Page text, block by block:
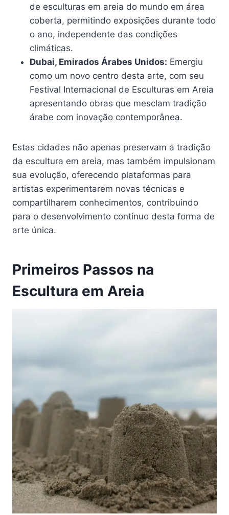
de esculturas em areia do mundo em área
coberta, permitindo exposições durante todo
o ano, independente das condições
climáticas.
Dubai, Emirados Árabes Unidos: Emergiu
como um novo centro desta arte, com seu
Festival Internacional de Esculturas em Areia
apresentando obras que mesclam tradição
árabe com inovação contemporânea.
Estas cidades não apenas preservam a tradição
da escultura em areia, mas também impulsionam
sua evolução, oferecendo plataformas para
artistas experimentarem novas técnicas e
compartilharem conhecimentos, contribuindo
para o desenvolvimento contínuo desta forma de
arte única.
Primeiros Passos na
Escultura em Areia